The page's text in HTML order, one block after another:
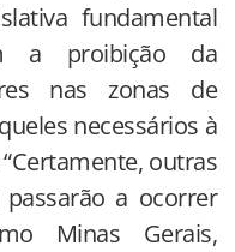
fundamental
a proibição da
nas zonas de
necessários à
outras
a ocorrer
Minas Gerais,